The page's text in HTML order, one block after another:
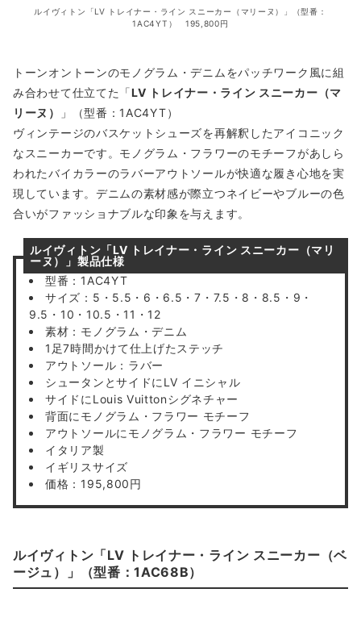
ルイヴィトン「LV トレイナー・ライン スニーカー（マリーヌ）」（型番：
1AC4YT） 195,800円
トーンオントーンのモノグラム・デニムをパッチワーク風に組
み合わせて仕立てた「LV トレイナー・ライン スニーカー（マ
リーヌ）
」（型番：1AC4YT）
ヴィンテージのバスケットシューズを再解釈したアイコニック
なスニーカーです。モノグラム・フラワーのモチーフがあしら
われたバイカラーのラバーアウトソールが快適な履き心地を実
現しています。デニムの素材感が際立つネイビーやブルーの色
合いがファッショナブルな印象を与えます。
ルイヴィトン「LV トレイナー・ライン スニーカー（マリ
ーヌ）」製品仕様
型番：1AC4YT
サイズ：5・5.5・6・6.5・7・7.5・8・8.5・9・
9.5・10・10.5・11・12
素材：モノグラム・デニム
1足7時間かけて仕上げたステッチ
アウトソール：ラバー
シュータンとサイドにLV イニシャル
サイドにLouis Vuittonシグネチャー
背面にモノグラム・フラワー モチーフ
アウトソールにモノグラム・フラワー モチーフ
イタリア製
イギリスサイズ
価格：195,800円
ルイヴィトン「LV トレイナー・ライン スニーカー（ベ
ージュ）」（型番：1AC68B）